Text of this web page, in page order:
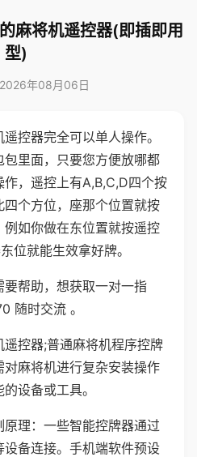
麻将机遥控器(即插即用
型)
年08月06日
控器完全可以单人操作。
里面，只要您方便放哪都
，遥控上有A,B,C,D四个按
个方位，座那个位置就按
如你做在东位置就按遥控
位就能生效拿好牌。
帮助，想获取一对一指
随时交流 。
控器;普通麻将机程序控牌
麻将机进行复杂安装操作
设备或工具。
理：一些智能控牌器通过
备连接。手机端软件预设